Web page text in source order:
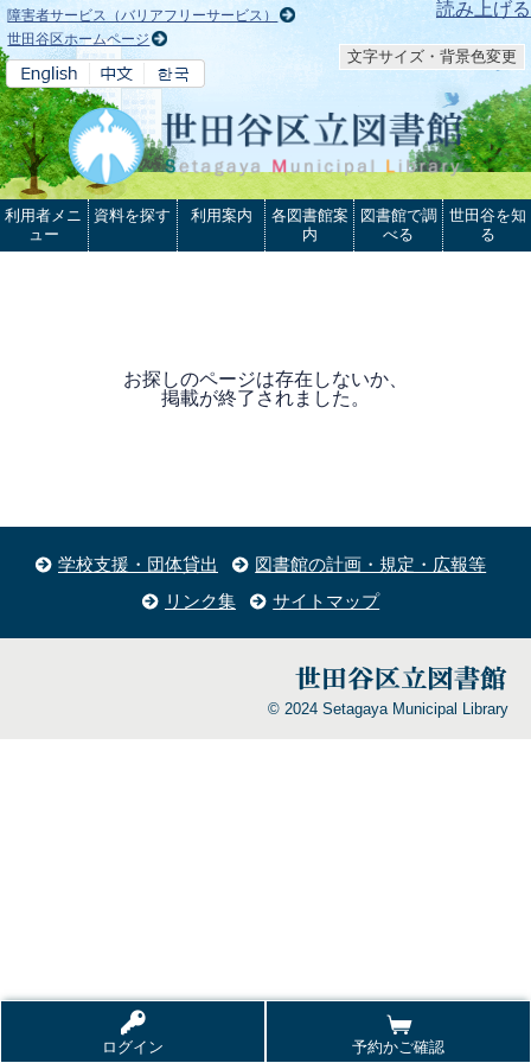
本文へ 読み上げる
障害者サービス（バリアフリーサービス）
世田谷区ホームページ
文字サイズ・背景色変更
ログイン 予約かご確認
利用者メニ
ュー
資料を探す 利用案内
各図書館案
内
図書館で調
べる
世田谷を知
る
お探しのページは存在しないか、
掲載が終了されました。
学校支援・団体貸出
図書館の計画・規定・広報等
リンク集
サイトマップ
© 2024 Setagaya Municipal Library